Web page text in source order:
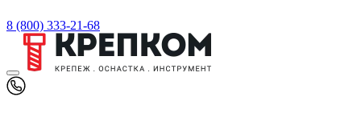
8 (800) 333-21-68